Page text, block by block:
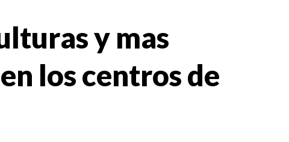
y mas
los centros de